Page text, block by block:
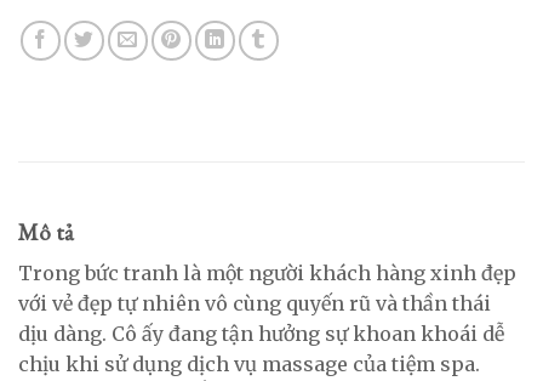
Mô tả
Trong bức tranh là một người khách hàng xinh đẹp
với vẻ đẹp tự nhiên vô cùng quyến rũ và thần thái
dịu dàng. Cô ấy đang tận hưởng sự khoan khoái dễ
chịu khi sử dụng dịch vụ massage của tiệm spa.